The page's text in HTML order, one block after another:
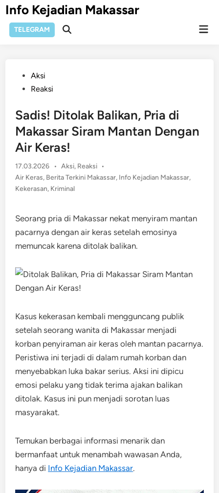
Skip
to
content
Info Kejadian Makassar
TELEGRAM
Open
PostedAksi
Reaksi
Sadis! Ditolak Balikan, Pria di
Makassar Siram Mantan Dengan
Air Keras!
17.03.2026 • Posted
in
Aksi, Reaksi •
Air Keras, Berita Terkini Makassar, Info Kejadian Makassar,
Kekerasan, Kriminal
Seorang pria di Makassar nekat menyiram mantan
pacarnya dengan air keras setelah emosinya
memuncak karena ditolak balikan.
Kasus kekerasan kembali mengguncang publik
setelah seorang wanita di Makassar menjadi
korban penyiraman air keras oleh mantan pacarnya.
Peristiwa ini terjadi di dalam rumah korban dan
menyebabkan luka bakar serius. Aksi ini dipicu
emosi pelaku yang tidak terima ajakan balikan
ditolak. Kasus ini pun menjadi sorotan luas
masyarakat.
Temukan berbagai informasi menarik dan
bermanfaat untuk menambah wawasan Anda,
hanya di Info Kejadian Makassar.